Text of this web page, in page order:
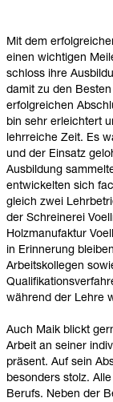
Mit dem
einen wichtigen
schloss ihre
damit zu den
erfolgreichen
bin sehr erleichtert
lehrreiche Zeit. Es
und der Einsatz
Ausbildung
entwickelten sich
gleich zwei
der Schreinerei
Holzmanufaktur
in Erinnerung
Arbeitskollegen
während der Lehre
Auch Maik blickt
Arbeit an seiner
präsent. Auf sein
besonders stolz.
Berufs. Neben der